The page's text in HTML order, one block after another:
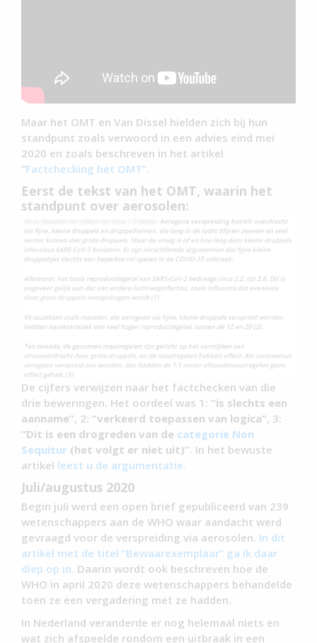
Maar het OMT en Van Dissel hielden zich bij hun
standpunt zoals verwoord in een advies eind mei
2020 en zoals beschreven in het artikel
“Factchecking het OMT”.
Eerst de tekst van het OMT, waarin het
standpunt over aerosolen:
De cijfers verwijzen naar het factchecken van die
drie beweringen. Het oordeel was 1: “is slechts een
aanname”, 2: “verkeerd toepassen van logica”, 3:
“Dit is een drogreden van de categorie Non
Sequitur (het volgt er niet uit)”. In het bewuste
artikel leest u de argumentatie.
Juli/augustus 2020
Begin juli werd een open brief gepubliceerd van 239
wetenschappers aan de WHO waar aandacht werd
gevraagd voor de verspreiding via aerosolen. In dit
artikel met de titel “Bewaarexemplaar” ga ik daar
diep op in. Daarin wordt ook beschreven hoe de
WHO in april 2020 deze wetenschappers behandelde
toen ze een vergadering met ze hadden.
In Nederland veranderde er nog helemaal niets en
wat zich afspeelde rondom een uitbraak in een